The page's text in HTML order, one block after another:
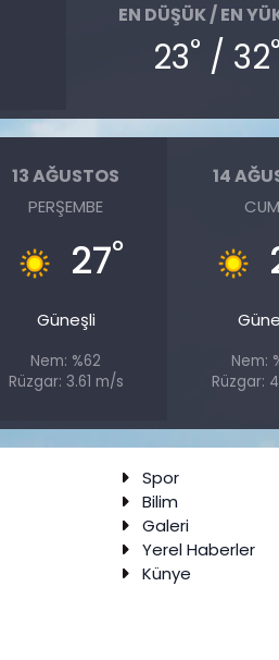
EN DÜŞÜK / EN
23° / 32°
13 AĞUSTOS
PERŞEMBE
27°
Güneşli
Nem: %62
Rüzgar: 3.61 m/s
14
Nem:
Rüzgar:
Spor
Bilim
Galeri
Yerel Haberler
Künye